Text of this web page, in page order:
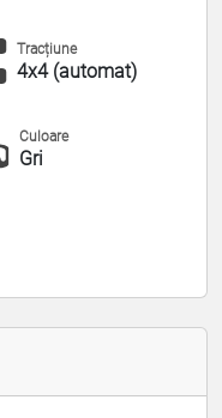
Tracțiune
4x4 (automat)
Culoare
Gri